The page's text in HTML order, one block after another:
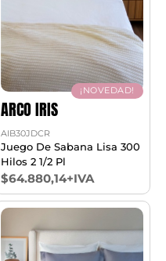
¡NOVEDAD!
ARCO IRIS
AIB30JDCR
Juego De Sabana Lisa 300
Hilos 2 1/2 Pl
$64.880,14+IVA